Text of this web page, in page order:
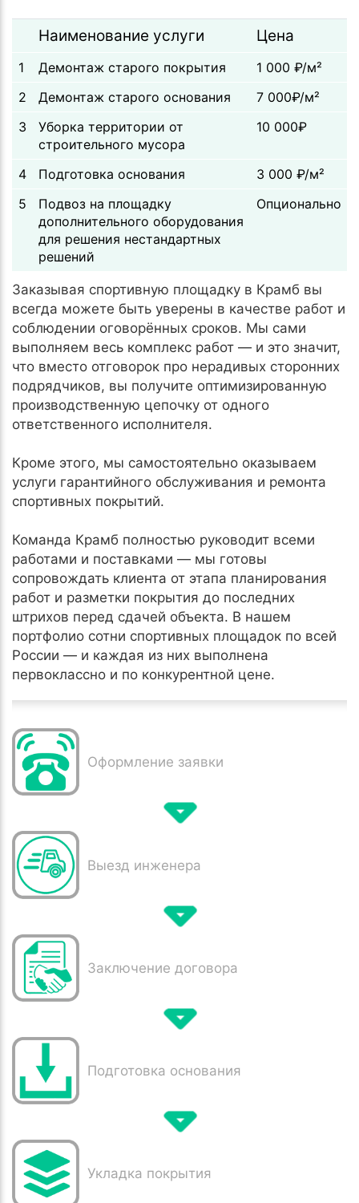
Наименование услуги Цена
1 Демонтаж старого покрытия
1 000 ₽/м²
2
Демонтаж старого основания
7 000₽/м²
3
Уборка территории от
строительного мусора
10 000₽
4 Подготовка основания
3 000 ₽/м²
5
Подвоз на площадку
дополнительного оборудования
для решения нестандартных
решений
Опционально
Заказывая спортивную площадку в Крамб вы
всегда можете быть уверены в качестве работ и
соблюдении оговорённых сроков. Мы сами
выполняем весь комплекс работ — и это значит,
что вместо отговорок про нерадивых сторонних
подрядчиков, вы получите оптимизированную
производственную цепочку от одного
ответственного исполнителя.
Кроме этого, мы самостоятельно оказываем
услуги гарантийного обслуживания и ремонта
спортивных покрытий.
Команда Крамб полностью руководит всеми
работами и поставками — мы готовы
сопровождать клиента от этапа планирования
работ и разметки покрытия до последних
штрихов перед сдачей объекта. В нашем
портфолио сотни спортивных площадок по всей
России — и каждая из них выполнена
первоклассно и по конкурентной цене.
Оформление заявки
Выезд инженера
Заключение договора
Подготовка основания
Укладка покрытия